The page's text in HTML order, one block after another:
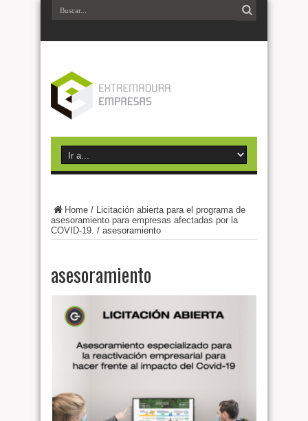
Home / Licitación abierta para el programa de
asesoramiento para empresas afectadas por la
COVID-19. / asesoramiento
asesoramiento